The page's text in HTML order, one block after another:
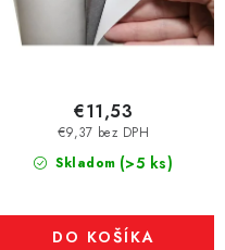
Skladom (>5 ks)
€9,37 bez DPH
€11,53
DO KOŠÍKA